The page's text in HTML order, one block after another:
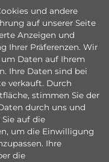
und andere
auf unserer Seite
Anzeigen und
Ihrer Präferenzen. Wir
Daten auf Ihrem
Ihre Daten sind bei
verkauft. Durch
stimmen Sie der
durch uns und
auf die
um die Einwilligung
Ihre
die